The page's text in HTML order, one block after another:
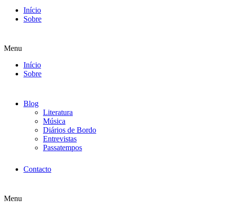
Início
Sobre
Menu
Início
Sobre
Blog
Literatura
Música
Diários de Bordo
Entrevistas
Passatempos
Contacto
Menu